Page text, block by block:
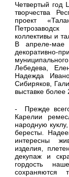
Четвертый год
творчества
проект
коллективы и
В апреле-мае
декоративно-
Лебедева,
Надежда
Сибиряков,
выставке более
- Прежде
Карелии
народную
бересты.
интересны
изделия,
декупаж и
гордость